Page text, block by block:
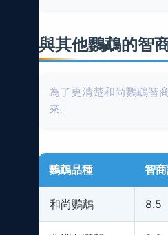
與其他鸚鵡的智
為了更清楚和尚鸚鵡智
來。
鸚鵡品種 智
和尚鸚鵡 8.5